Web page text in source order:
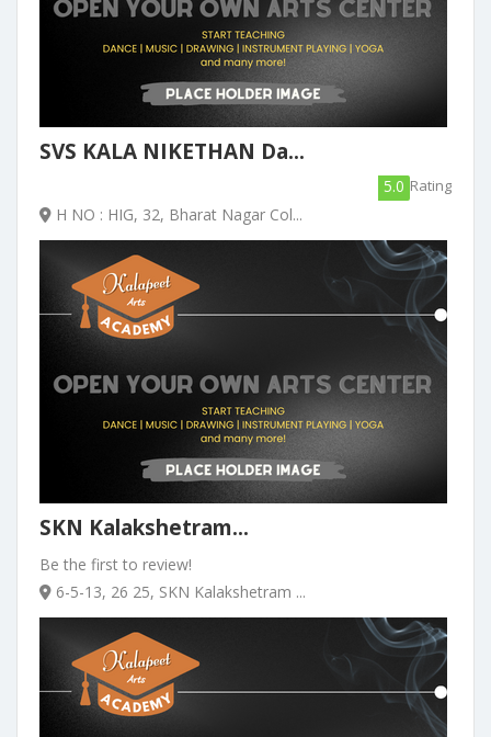
SVS KALA NIKETHAN Da...
5.0 Rating
H NO : HIG, 32, Bharat Nagar Col...
SKN Kalakshetram...
Be the first to review!
6-5-13, 26 25, SKN Kalakshetram ...